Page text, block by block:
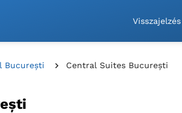
Visszajelzés
București Central Suites București